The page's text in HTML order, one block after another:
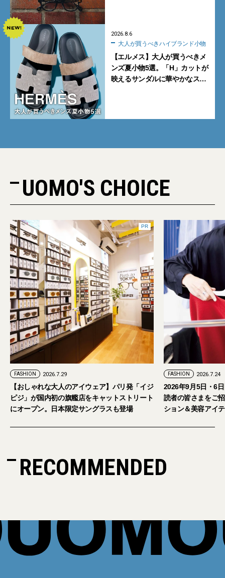
2026.8.6
大人が買うべきハイブランド小物
【エルメス】大人が買うべきメ
ンズ夏小物5選。「H」カットが
映えるサンダルに華やかなス
UOMO'S CHOICE
ウェア】パリ発「イジ
をキャットストリート
グラスも登場
2026年9月5日・6日開催。「試着フェス®︎」に
読者の皆さまをご招待。【2026年秋冬ファッ
ション＆美容アイテム試し放題】
RECOMMENDED